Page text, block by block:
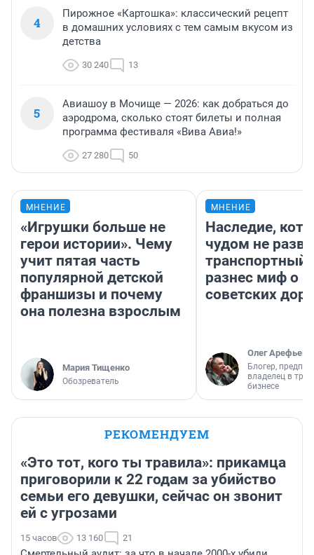
4
Пирожное «Картошка»: классический рецепт
в домашних условиях с тем самым вкусом из
детства
30 240 13
5
Авиашоу в Мочище — 2026: как добраться до
аэродрома, сколько стоят билеты и полная
программа фестиваля «Вива Авиа!»
27 280 50
МНЕНИЕ
«Игрушки больше не
герои истории». Чему
учит пятая часть
популярной детской
франшизы и почему
она полезна взрослым
Мария Тищенко
Обозреватель
МНЕНИЕ
Наследие,
чудом не
транспортный
разнес миф о
советских
Олег Арефьев
Блогер,
владелец в
бизнесе
РЕКОМЕНДУЕМ
«Это тот, кого ты травила»: прикамца
приговорили к 22 годам за убийство
семьи его девушки, сейчас он звонит
ей с угрозами
15 часов 13 160 21